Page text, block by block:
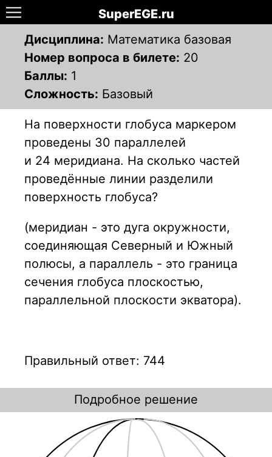
SuperEGE.ru
Дисциплина: Математика базовая
Номер вопроса в билете: 20
Баллы: 1
Сложность: Базовый
На поверхности глобуса маркером
проведены 30 параллелей
и 24 меридиана. На сколько частей
проведённые линии разделили
поверхность глобуса?
(меридиан - это дуга окружности,
соединяющая Северный и Южный
полюсы, а параллель - это граница
сечения глобуса плоскостью,
параллельной плоскости экватора).
Правильный ответ: 744
Подробное решение